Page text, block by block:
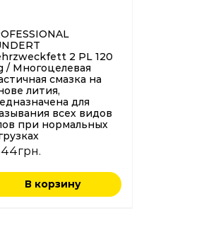
2 PL 120
/ Многоцелевая
смазка на
лития,
для
всех видов
при нормальных
грн.
В корзину